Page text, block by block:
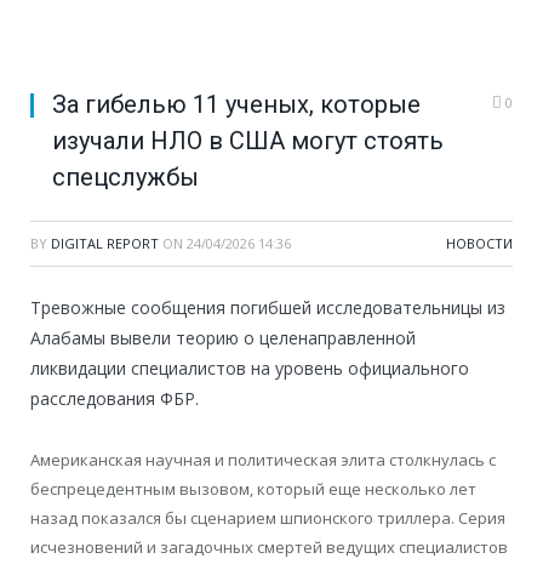
За гибелью 11 ученых, которые
изучали НЛО в США могут стоять
спецслужбы
0
BY DIGITAL REPORT ON 24/04/2026 14:36 НОВОСТИ
Тревожные сообщения погибшей исследовательницы из
Алабамы вывели теорию о целенаправленной
ликвидации специалистов на уровень официального
расследования ФБР.
Американская научная и политическая элита столкнулась с
беспрецедентным вызовом, который еще несколько лет
назад показался бы сценарием шпионского триллера. Серия
исчезновений и загадочных смертей ведущих специалистов